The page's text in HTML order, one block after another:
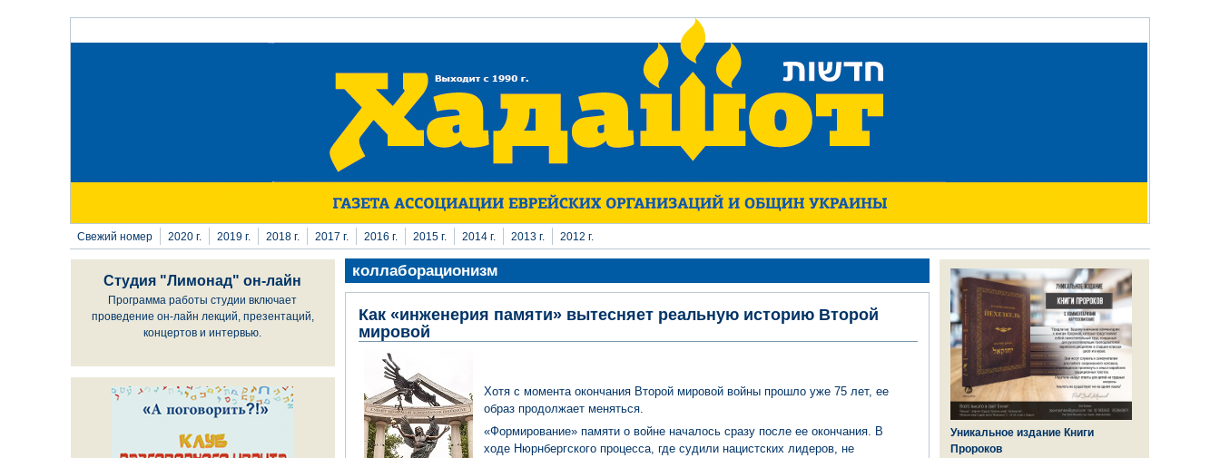
Перейти к основному содержанию
Свежий номер 2020 г. 2019 г. 2018 г. 2017 г. 2016 г. 2015 г. 2014 г. 2013 г. 2012 г.
Студия "Лимонад" он-лайн
Программа работы студии включает
проведение он-лайн лекций, презентаций,
концертов и интервью.
коллаборационизм
Как «инженерия памяти» вытесняет реальную историю Второй
мировой
Хотя с момента окончания Второй мировой войны прошло уже 75 лет, ее
образ продолжает меняться.
«Формирование» памяти о войне началось сразу после ее окончания. В
ходе Нюрнбергского процесса, где судили нацистских лидеров, не
Уникальное издание Книги
Пророков